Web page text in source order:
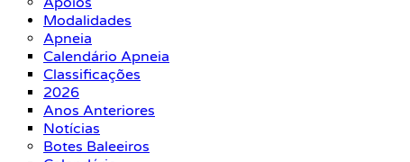
Modalidades
Apneia
Calendário Apneia
Classificações
2026
Anos Anteriores
Notícias
Botes Baleeiros